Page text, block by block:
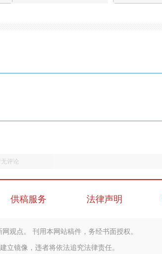
无评论
供稿服务 法律声明
观点。 刊用本网站稿件，务经书面授权。
立镜像，违者将依法追究法律责任。